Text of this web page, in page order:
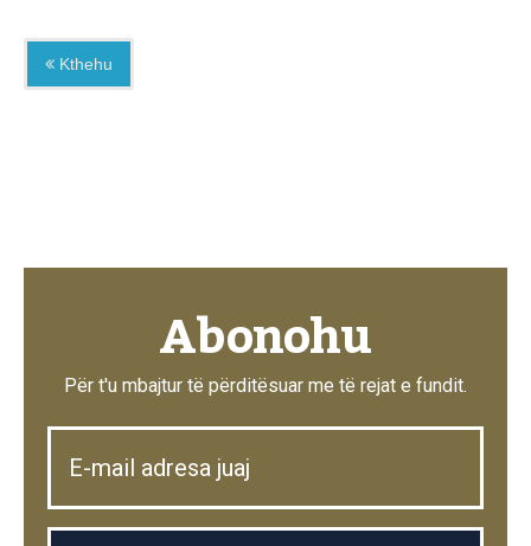
Kthehu
Abonohu
Për t'u mbajtur të përditësuar me të rejat e fundit.